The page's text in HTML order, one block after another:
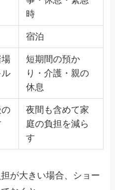
時
宿泊
短期間の預か
り・介護・親の
休息
夜間も含めて家
庭の負担を減ら
す
が大きい場合、ショー